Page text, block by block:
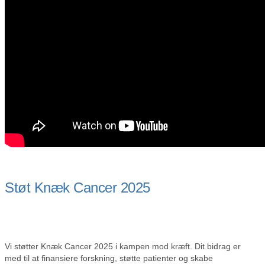
Støt Knæk Cancer 2025
Vi støtter Knæk Cancer 2025 i kampen mod kræft. Dit bidrag er
med til at finansiere forskning, støtte patienter og skabe